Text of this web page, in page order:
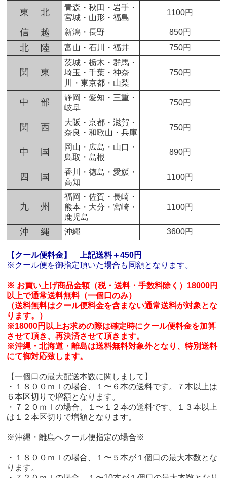
東 北
青森・秋田・岩手・
宮城・山形・福島
1100円
信 越 新潟・長野 850円
北 陸 富山・石川・福井 750円
関 東
茨城・栃木・群馬・
埼玉・千葉・神奈
川・東京都・山梨
750円
中 部
静岡・愛知・三重・
岐阜
750円
関 西
大阪・京都・滋賀・
奈良・和歌山・兵庫
750円
中 国
岡山・広島・山口・
鳥取・島根
890円
四 国
香川・徳島・愛媛・
高知
1100円
九 州
福岡・佐賀・長崎・
熊本・大分・宮崎・
鹿児島
1100円
沖 縄 沖縄 3600円
【クール便料金】
上記送料＋450円
※クール便を御指定頂いた場合も同額となります。
※ お買い上げ商品金額（税・送料・手数料除く）18000円
以上で通常送料無料（一個口のみ）
（送料無料はクール便料金を含まない通常送料が対象とな
ります。）
※18000円以上お求めの際は確定時にクール便料金を加算
させて頂き、再決済させて頂きます。
※沖縄・北海道・離島は送料無料対象外となり、特別送料
にて御対応致します。
【一個口の最大配送本数に関しまして】
・１８００ｍｌの場合、１〜６本の送料です。７本以上は
６本区切りで増額となります。
・７２０ｍｌの場合、１〜１２本の送料です。１３本以上
は１２本区切りで増額となります。
※沖縄・離島へクール便指定の場合※
・１８００ｍｌの場合、１〜５本が１個口の最大本数とな
ります。